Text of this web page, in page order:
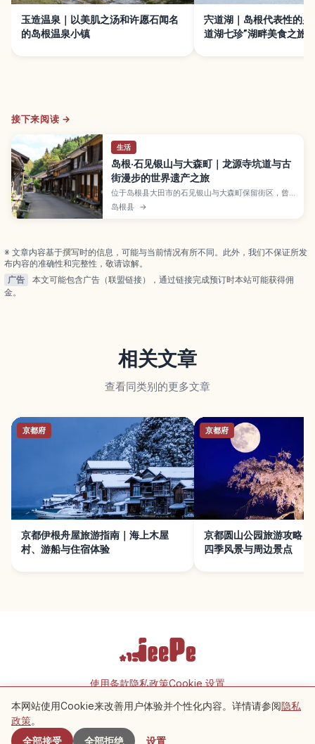
玉造温泉｜以美肌之汤和许愿石闻名
的岛根温泉小镇
宍道湖｜岛根代表性的夕
道湖七珍”湖畔美食之旅
接下来阅读 →
生活
岛根·石见银山与大森町｜龙源寺坑道与古
街漫步的世界遗产之旅
位于岛根县大田市的石见银山与大森町保留街区，曾
是世界知名的银矿产地，如今以静谧而富有韵味的景
致被列入世界文化遗产。本文将介绍龙源寺坑道的参
行的游客。
岛根县 →
※ 文章内容基于撰写时的信息，可能与当前情况有所不同。此外，我们不保证所发
布内容的准确性和完整性，敬请谅解。
广告
本文可能包含广告（联盟链接），通过链接完成预订时本站可能获得佣
金。
相关文章
查看同类别的更多文章
京都府
京都伊根舟屋旅游指南｜海上木屋
村、游船与住宿体验
京都府
京都圆山公园旅游攻略｜
四季风景与周边景点
附近景点
使用条款隐私政策Cookie 设置
本网站使用Cookie来改善用户体验并个性化内容。详情请参阅隐私
政策。
全部接受
全部拒绝 设置